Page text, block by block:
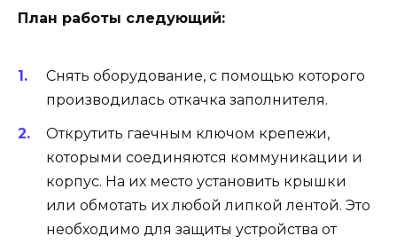
План работы следующий:
Снять оборудование, с помощью которого
производилась откачка заполнителя.
Открутить гаечным ключом крепежи,
которыми соединяются коммуникации и
корпус. На их место установить крышки
или обмотать их любой липкой лентой. Это
необходимо для защиты устройства от